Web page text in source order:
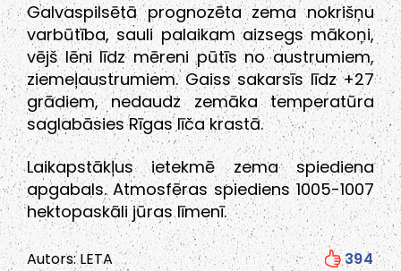
Galvaspilsētā prognozēta zema nokrišņu
varbūtība, sauli palaikam aizsegs mākoņi,
vējš lēni līdz mēreni pūtīs no austrumiem,
ziemeļaustrumiem. Gaiss sakarsīs līdz +27
grādiem, nedaudz zemāka temperatūra
saglabāsies Rīgas līča krastā.
Laikapstākļus ietekmē zema spiediena
apgabals. Atmosfēras spiediens 1005-1007
hektopaskāli jūras līmenī.
Autors: LETA
394